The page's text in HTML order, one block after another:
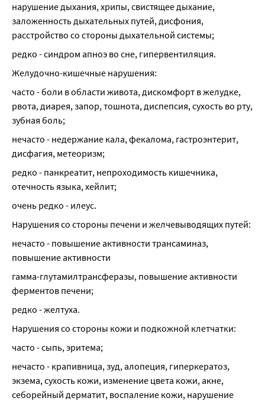
нарушение дыхания, хрипы, свистящее дыхание,
заложенность дыхательных путей, дисфония,
расстройство со стороны дыхательной системы;
редко - синдром апноэ во сне, гипервентиляция.
Желудочно-кишечные нарушения:
часто - боли в области живота, дискомфорт в желудке,
рвота, диарея, запор, тошнота, диспепсия, сухость во рту,
зубная боль;
нечасто - недержание кала, фекалома, гастроэнтерит,
дисфагия, метеоризм;
редко - панкреатит, непроходимость кишечника,
отечность языка, хейлит;
очень редко - илеус.
Нарушения со стороны печени и желчевыводящих путей:
нечасто - повышение активности трансаминаз,
повышение активности
гамма-глутамилтрансферазы, повышение активности
ферментов печени;
редко - желтуха.
Нарушения со стороны кожи и подкожной клетчатки:
часто - сыпь, эритема;
нечасто - крапивница, зуд, алопеция, гиперкератоз,
экзема, сухость кожи, изменение цвета кожи, акне,
себорейный дерматит, воспаление кожи, нарушение